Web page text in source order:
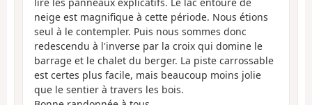
neige est magnifique à cette période. Nous étions
seul à le contempler. Puis nous sommes donc
redescendu à l'inverse par la croix qui domine le
barrage et le chalet du berger. La piste carrossable
est certes plus facile, mais beaucoup moins jolie
que le sentier à travers les bois.